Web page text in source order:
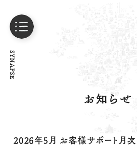
お知らせ
2026年5月 お客様サポート月次
SYNAPSE